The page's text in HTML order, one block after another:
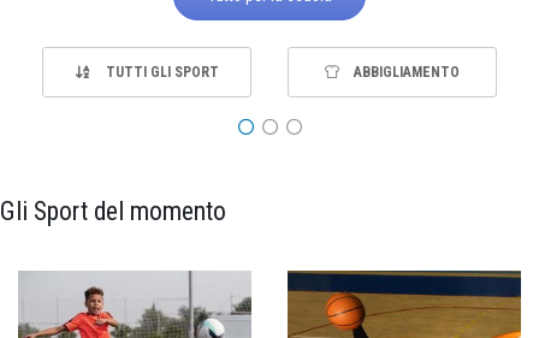
TUTTI GLI SPORT ABBIGLIAMENTO
Gli Sport del momento